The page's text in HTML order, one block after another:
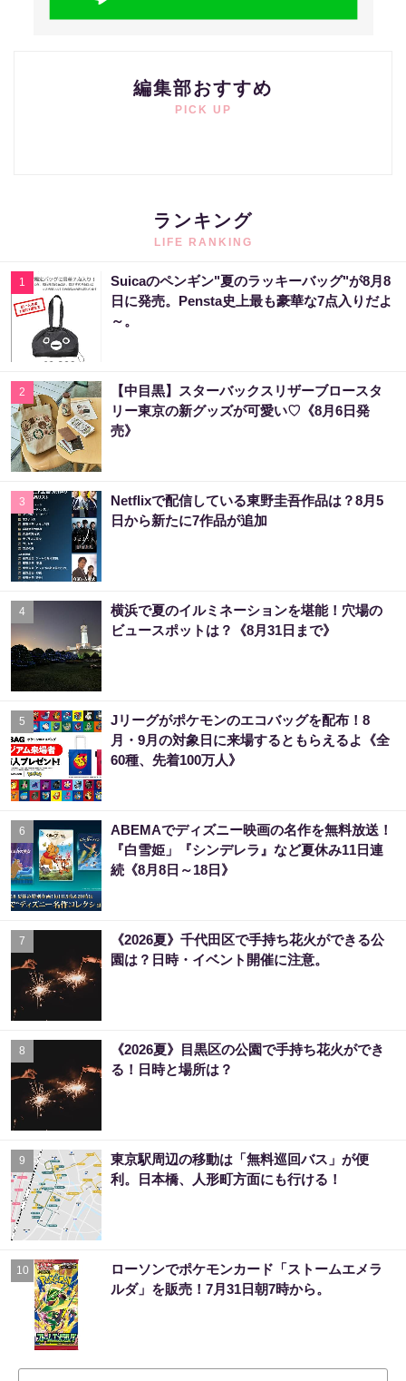
編集部おすすめ
PICK UP
ランキング
LIFE RANKING
1
Suicaのペンギン"夏のラッキーバッグ"が8月8
日に発売。Pensta史上最も豪華な7点入りだよ
～。
2
【中目黒】スターバックスリザーブロースタ
リー東京の新グッズが可愛い♡《8月6日発
売》
3
Netflixで配信している東野圭吾作品は？8月5
日から新たに7作品が追加
4
横浜で夏のイルミネーションを堪能！穴場の
ビュースポットは？《8月31日まで》
5
Jリーグがポケモンのエコバッグを配布！8
月・9月の対象日に来場するともらえるよ《全
60種、先着100万人》
6
ABEMAでディズニー映画の名作を無料放送！
『白雪姫」『シンデレラ』など夏休み11日連
続《8月8日～18日》
7
《2026夏》千代田区で手持ち花火ができる公
園は？日時・イベント開催に注意。
8
《2026夏》目黒区の公園で手持ち花火ができ
る！日時と場所は？
9
東京駅周辺の移動は「無料巡回バス」が便
利。日本橋、人形町方面にも行ける！
10
ローソンでポケモンカード「ストームエメラ
ルダ」を販売！7月31日朝7時から。